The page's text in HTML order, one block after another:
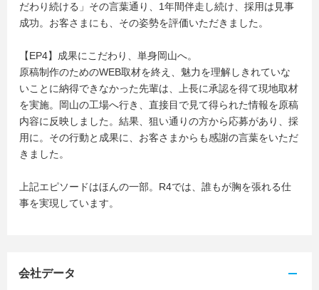
だわり続ける」その言葉通り、1年間伴走し続け、採用は見事
成功。お客さまにも、その姿勢を評価いただきました。
【EP4】成果にこだわり、単身岡山へ。
原稿制作のためのWEB取材を終え、魅力を理解しきれていな
いことに納得できなかった先輩は、上長に承認を得て現地取材
を実施。岡山の工場へ行き、直接目で見て得られた情報を原稿
内容に反映しました。結果、狙い通りの方から応募があり、採
用に。その行動と成果に、お客さまからも感謝の言葉をいただ
きました。
上記エピソードはほんの一部。R4では、誰もが胸を張れる仕
事を実現しています。
会社データ